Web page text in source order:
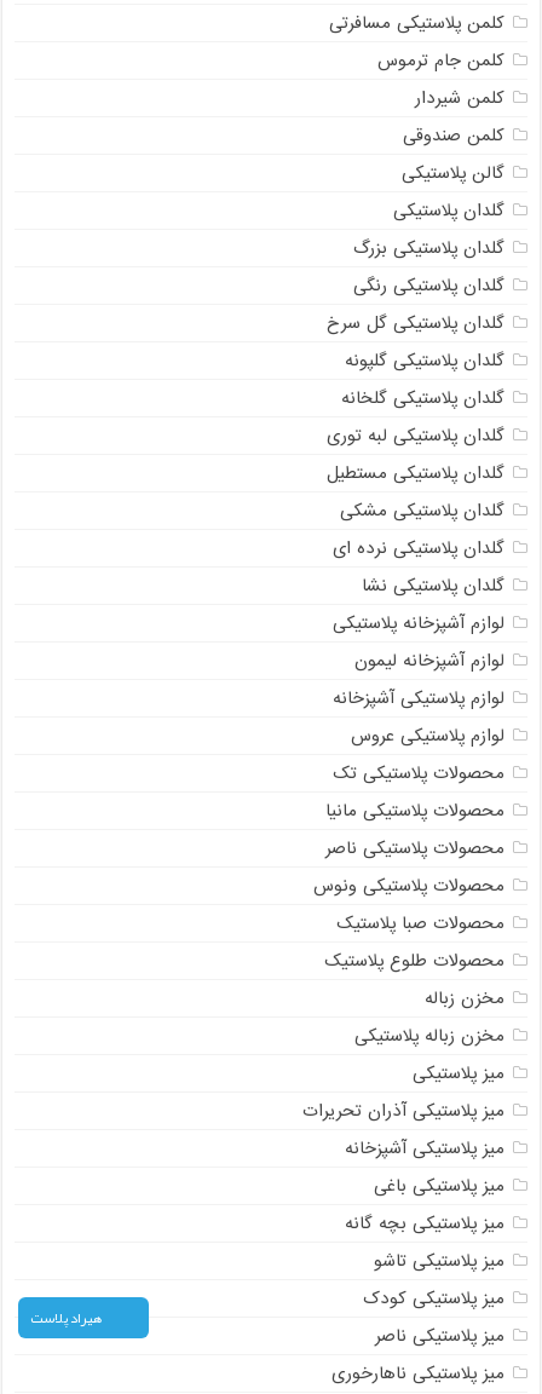
کلمن پلاستیکی مسافرتی
کلمن جام ترموس
کلمن شیردار
کلمن صندوقی
گالن پلاستیکی
گلدان پلاستیکی
گلدان پلاستیکی بزرگ
گلدان پلاستیکی رنگی
گلدان پلاستیکی گل سرخ
گلدان پلاستیکی گلپونه
گلدان پلاستیکی گلخانه
گلدان پلاستیکی لبه توری
گلدان پلاستیکی مستطیل
گلدان پلاستیکی مشکی
گلدان پلاستیکی نرده ای
گلدان پلاستیکی نشا
لوازم آشپزخانه پلاستیکی
لوازم آشپزخانه لیمون
لوازم پلاستیکی آشپزخانه
لوازم پلاستیکی عروس
محصولات پلاستیکی تک
محصولات پلاستیکی مانیا
محصولات پلاستیکی ناصر
محصولات پلاستیکی ونوس
محصولات صبا پلاستیک
محصولات طلوع پلاستیک
مخزن زباله
مخزن زباله پلاستیکی
میز پلاستیکی
میز پلاستیکی آذران تحریرات
میز پلاستیکی آشپزخانه
میز پلاستیکی باغی
میز پلاستیکی بچه گانه
میز پلاستیکی تاشو
میز پلاستیکی کودک
میز پلاستیکی ناصر
میز پلاستیکی ناهارخوری
هیراد پلاست